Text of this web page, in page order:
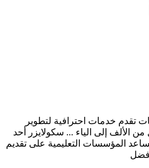
تقدم خدمات احترافية لتطوير
الألف إلى الياء ... سكولايزر أحد
يساعد المؤسسات التعليمية على تقديم